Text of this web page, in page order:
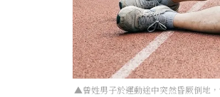
▲曾姓男子於運動途中突然昏厥倒地